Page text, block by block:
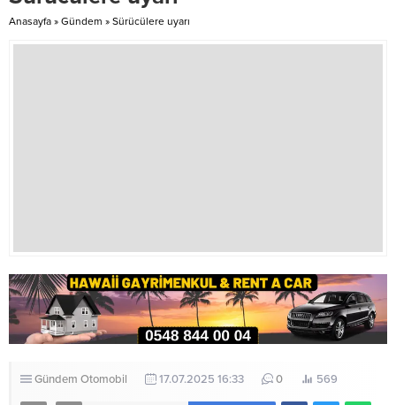
küçükken, hatta öncü hücreler
halindeyken dahi saptanabilir. Bu
da yaşam süresini ve yaşam...
kadına şiddetin konuşulmasını bir
Anasayfa » Gündem » Sürücülere uyarı
Gündem Otomobil 17.07.2025 16:33 0 569